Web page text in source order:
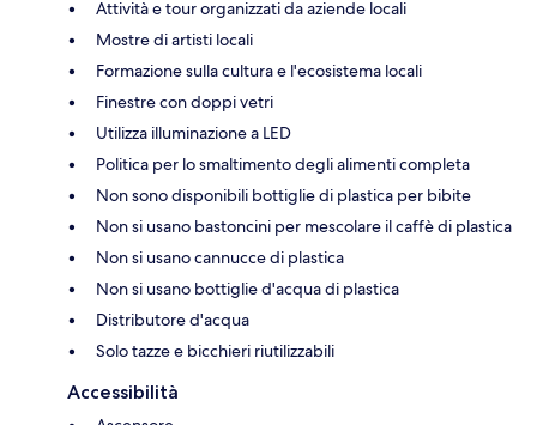
Attività e tour organizzati da aziende locali
Mostre di artisti locali
Formazione sulla cultura e l'ecosistema locali
Finestre con doppi vetri
Utilizza illuminazione a LED
Politica per lo smaltimento degli alimenti completa
Non sono disponibili bottiglie di plastica per bibite
Non si usano bastoncini per mescolare il caffè di plastica
Non si usano cannucce di plastica
Non si usano bottiglie d'acqua di plastica
Distributore d'acqua
Solo tazze e bicchieri riutilizzabili
Accessibilità